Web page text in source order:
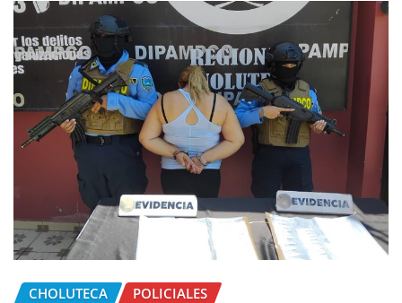
CHOLUTECA POLICIALES